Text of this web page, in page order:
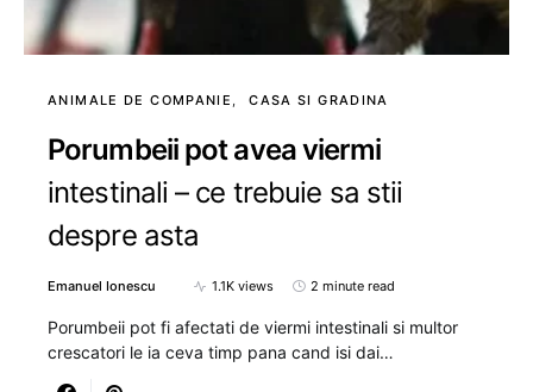
ANIMALE DE COMPANIE CASA SI GRADINA
Porumbeii pot avea viermi
intestinali – ce trebuie sa stii
despre asta
Emanuel Ionescu 1.1K views 2 minute read
Porumbeii pot fi afectati de viermi intestinali si multor
crescatori le ia ceva timp pana cand isi dai…